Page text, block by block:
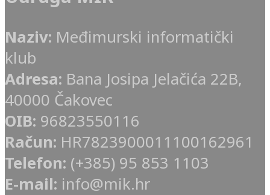
Naziv: Međimurski informatički
klub
Adresa: Bana Josipa Jelačića 22B,
40000 Čakovec
OIB: 96823550116
Račun: HR7823900011100162961
Telefon: (+385) 95 853 1103
E-mail: info@mik.hr